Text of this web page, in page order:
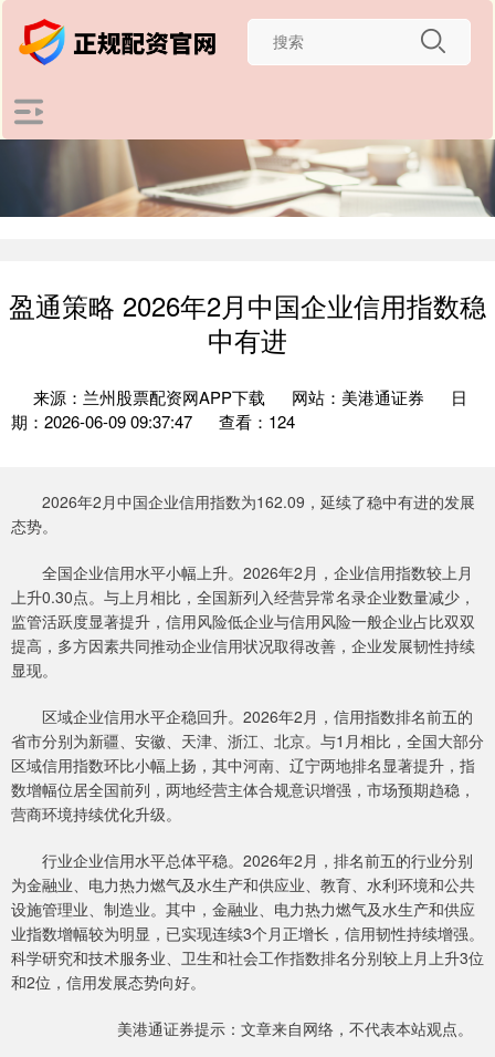
盈通策略 2026年2月中国企业信用指数稳
中有进
来源：兰州股票配资网APP下载 网站：美港通证券
日
期：2026-06-09 09:37:47
查看：124
2026年2月中国企业信用指数为162.09，延续了稳中有进的发展
态势。
全国企业信用水平小幅上升。2026年2月，企业信用指数较上月
上升0.30点。与上月相比，全国新列入经营异常名录企业数量减少，
监管活跃度显著提升，信用风险低企业与信用风险一般企业占比双双
提高，多方因素共同推动企业信用状况取得改善，企业发展韧性持续
显现。
区域企业信用水平企稳回升。2026年2月，信用指数排名前五的
省市分别为新疆、安徽、天津、浙江、北京。与1月相比，全国大部分
区域信用指数环比小幅上扬，其中河南、辽宁两地排名显著提升，指
数增幅位居全国前列，两地经营主体合规意识增强，市场预期趋稳，
营商环境持续优化升级。
行业企业信用水平总体平稳。2026年2月，排名前五的行业分别
为金融业、电力热力燃气及水生产和供应业、教育、水利环境和公共
设施管理业、制造业。其中，金融业、电力热力燃气及水生产和供应
业指数增幅较为明显，已实现连续3个月正增长，信用韧性持续增强。
科学研究和技术服务业、卫生和社会工作指数排名分别较上月上升3位
和2位，信用发展态势向好。
美港通证券提示：文章来自网络，不代表本站观点。